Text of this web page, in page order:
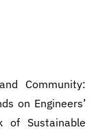
Community:
on Engineers’
of Sustainable